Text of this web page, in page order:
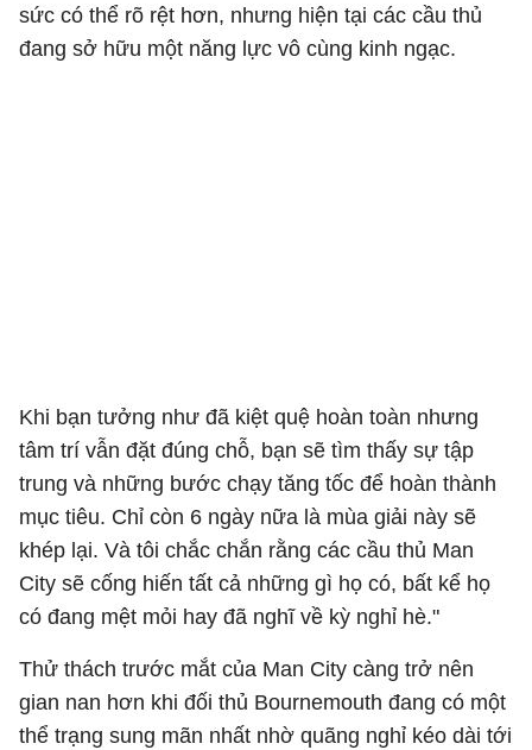
sức có thể rõ rệt hơn, nhưng hiện tại các cầu thủ
đang sở hữu một năng lực vô cùng kinh ngạc.
Khi bạn tưởng như đã kiệt quệ hoàn toàn nhưng
tâm trí vẫn đặt đúng chỗ, bạn sẽ tìm thấy sự tập
trung và những bước chạy tăng tốc để hoàn thành
mục tiêu. Chỉ còn 6 ngày nữa là mùa giải này sẽ
khép lại. Và tôi chắc chắn rằng các cầu thủ Man
City sẽ cống hiến tất cả những gì họ có, bất kể họ
có đang mệt mỏi hay đã nghĩ về kỳ nghỉ hè."
Thử thách trước mắt của Man City càng trở nên
gian nan hơn khi đối thủ Bournemouth đang có một
thể trạng sung mãn nhất nhờ quãng nghỉ kéo dài tới